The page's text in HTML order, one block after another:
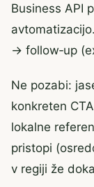
Business API
→ follow‑up
Ne pozabi:
konkreten
lokalne
pristopi
v regiji že